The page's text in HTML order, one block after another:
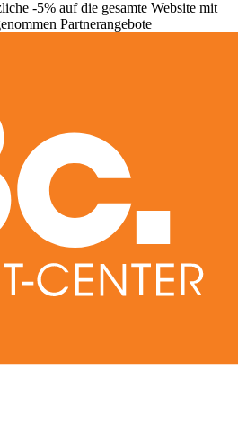
-5% auf die gesamte Website mit
Partnerangebote